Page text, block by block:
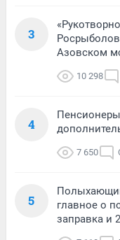
3
Азовском
10 298
4
7 650
5
главное о
заправка и